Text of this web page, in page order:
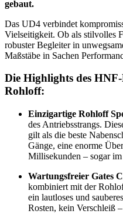
gebaut.
Das UD4 verbindet
Vielseitigkeit. Ob als stilvolles
robuster Begleiter in
Maßstäbe in Sachen
Die Highlights des
Rohloff:
Einzigartige Rohloff
des Antriebsstrangs.
gilt als die beste
Gänge, eine enorme
Millisekunden – sogar im
Wartungsfreier Gates
kombiniert mit der
ein lautloses und
Rosten, kein Verschleiß